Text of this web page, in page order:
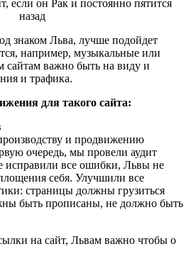
знаком Льва, лучше подойдет
например, музыкальные или
сайтам важно быть на виду и
и трафика.
для такого сайта:
и продвижению
очередь, мы провели аудит
исправили все ошибки, Львы не
себя. Улучшили все
страницы должны грузиться
быть прописаны, не должно быть
на сайт, Львам важно чтобы о